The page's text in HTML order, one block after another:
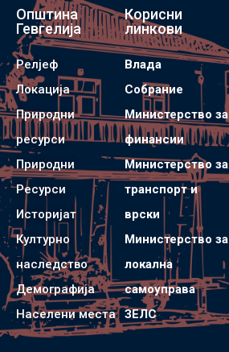
Општина
Гевгелија
Релјеф
Локација
Природни
ресурси
Природни
Ресурси
Историјат
Културно
наследство
Демографија
Населени места
Корисни
линкови
Влада
Собрание
Министерство за
финансии
Министерство за
транспорт и
врски
Министерство за
локална
самоуправа
ЗЕЛС